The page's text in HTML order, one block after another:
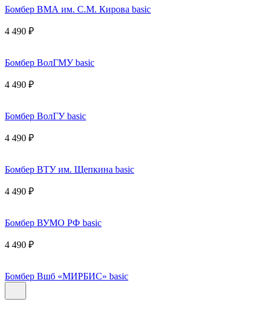
Бомбер ВМА им. С.М. Кирова basic
4 490 ₽
Бомбер ВолГМУ basic
4 490 ₽
Бомбер ВолГУ basic
4 490 ₽
Бомбер ВТУ им. Щепкина basic
4 490 ₽
Бомбер ВУМО РФ basic
4 490 ₽
Бомбер Вшб «МИРБИС» basic